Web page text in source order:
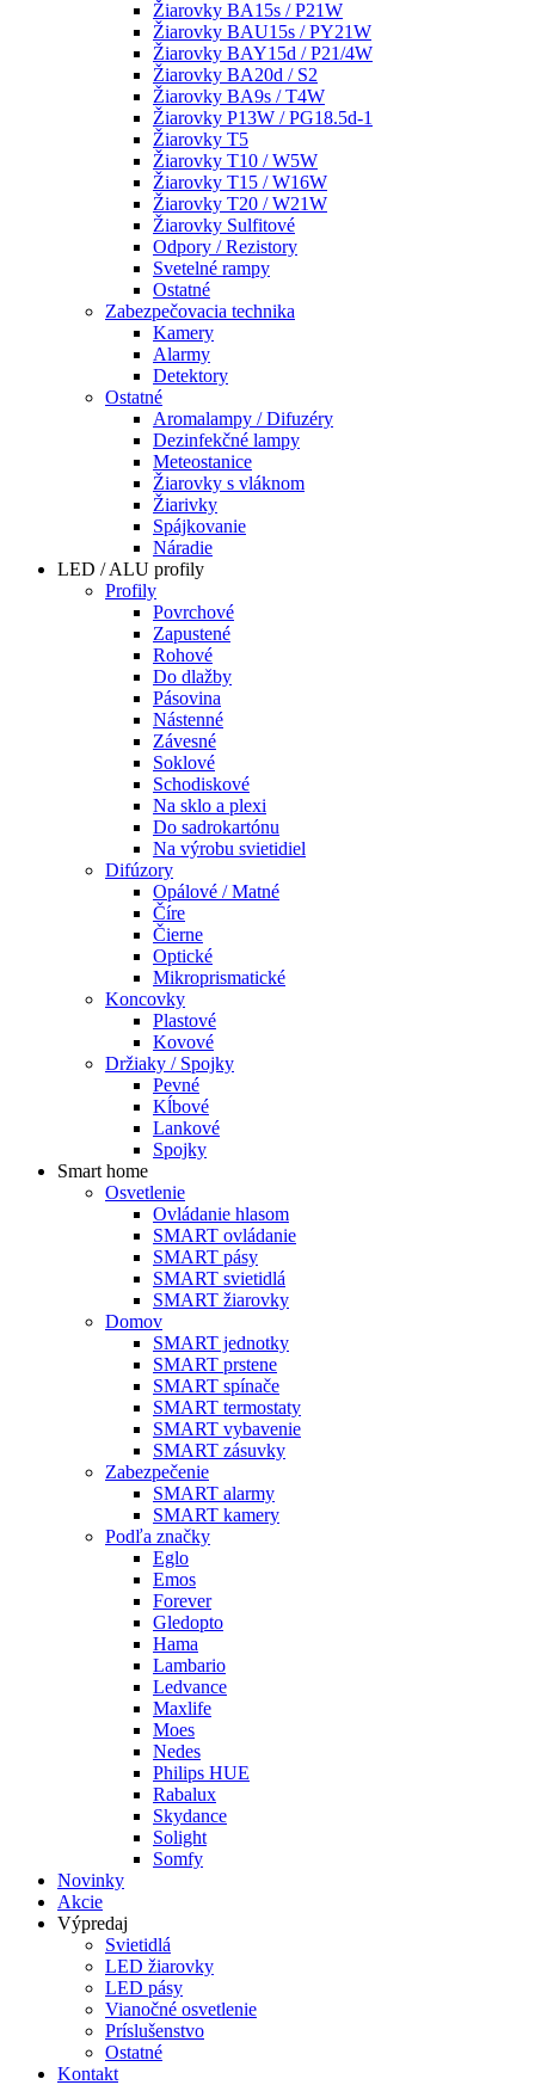
Žiarovky BA15s / P21W
Žiarovky BAU15s / PY21W
Žiarovky BAY15d / P21/4W
Žiarovky BA20d / S2
Žiarovky BA9s / T4W
Žiarovky P13W / PG18.5d-1
Žiarovky T5
Žiarovky T10 / W5W
Žiarovky T15 / W16W
Žiarovky T20 / W21W
Žiarovky Sulfitové
Odpory / Rezistory
Svetelné rampy
Ostatné
Zabezpečovacia technika
Kamery
Alarmy
Detektory
Ostatné
Aromalampy / Difuzéry
Dezinfekčné lampy
Meteostanice
Žiarovky s vláknom
Žiarivky
Spájkovanie
Náradie
LED / ALU profily
Profily
Povrchové
Zapustené
Rohové
Do dlažby
Pásovina
Nástenné
Závesné
Soklové
Schodiskové
Na sklo a plexi
Do sadrokartónu
Na výrobu svietidiel
Difúzory
Opálové / Matné
Číre
Čierne
Optické
Mikroprismatické
Koncovky
Plastové
Kovové
Držiaky / Spojky
Pevné
Kĺbové
Lankové
Spojky
Smart home
Osvetlenie
Ovládanie hlasom
SMART ovládanie
SMART pásy
SMART svietidlá
SMART žiarovky
Domov
SMART jednotky
SMART prstene
SMART spínače
SMART termostaty
SMART vybavenie
SMART zásuvky
Zabezpečenie
SMART alarmy
SMART kamery
Podľa značky
Eglo
Emos
Forever
Gledopto
Hama
Lambario
Ledvance
Maxlife
Moes
Nedes
Philips HUE
Rabalux
Skydance
Solight
Somfy
Novinky
Akcie
Výpredaj
Svietidlá
LED žiarovky
LED pásy
Vianočné osvetlenie
Príslušenstvo
Ostatné
Kontakt